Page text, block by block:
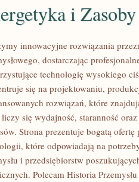
i Zasoby
innowacyjne rozwiązania
dostarczając
technologię wysokiego
się na projektowaniu,
rozwiązań, które
się wydajność, staranność
Strona prezentuje bogatą ofertę
które odpowiadają na
i przedsiębiorstw
Polecam Historia